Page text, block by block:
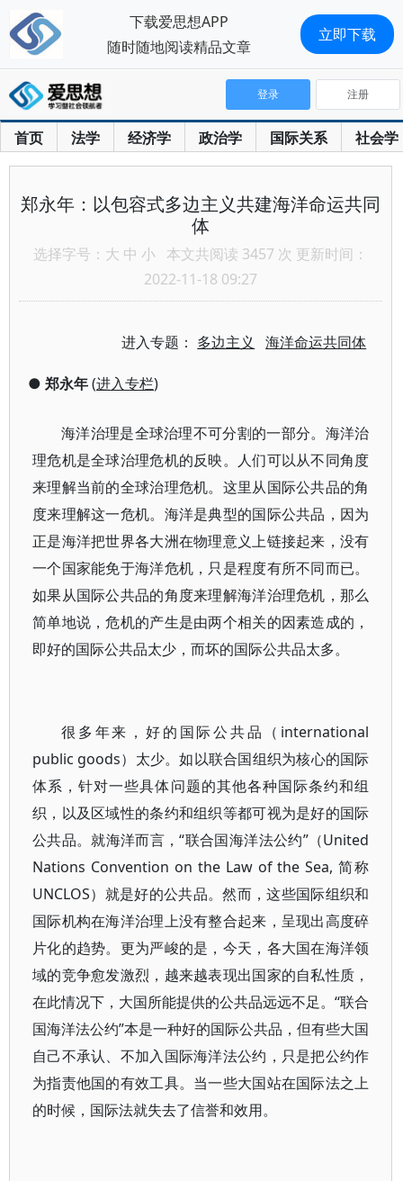
首页 法学 经济学 政治学 国际关系 社会学
登录 注册
郑永年：以包容式多边主义共建海洋命运共同
体
选择字号： 大 中 小 本文共阅读 3457 次 更新时间：
2022-11-18 09:27
进入专题： 多边主义 海洋命运共同体
● 郑永年(进入专栏)
海洋治理是全球治理不可分割的一部分。海洋治
理危机是全球治理危机的反映。人们可以从不同角度
来理解当前的全球治理危机。这里从国际公共品的角
度来理解这一危机。海洋是典型的国际公共品，因为
正是海洋把世界各大洲在物理意义上链接起来，没有
一个国家能免于海洋危机，只是程度有所不同而已。
如果从国际公共品的角度来理解海洋治理危机，那么
简单地说，危机的产生是由两个相关的因素造成的，
即好的国际公共品太少，而坏的国际公共品太多。
很多年来，好的国际公共品（international
public goods）太少。如以联合国组织为核心的国际
体系，针对一些具体问题的其他各种国际条约和组
织，以及区域性的条约和组织等都可视为是好的国际
公共品。就海洋而言，“联合国海洋法公约”（United
Nations Convention on the Law of the Sea, 简称
UNCLOS）就是好的公共品。然而，这些国际组织和
国际机构在海洋治理上没有整合起来，呈现出高度碎
片化的趋势。更为严峻的是，今天，各大国在海洋领
域的竞争愈发激烈，越来越表现出国家的自私性质，
在此情况下，大国所能提供的公共品远远不足。“联合
国海洋法公约”本是一种好的国际公共品，但有些大国
自己不承认、不加入国际海洋法公约，只是把公约作
为指责他国的有效工具。当一些大国站在国际法之上
的时候，国际法就失去了信誉和效用。
下载爱思想APP
随时随地阅读精品文章
立即下载